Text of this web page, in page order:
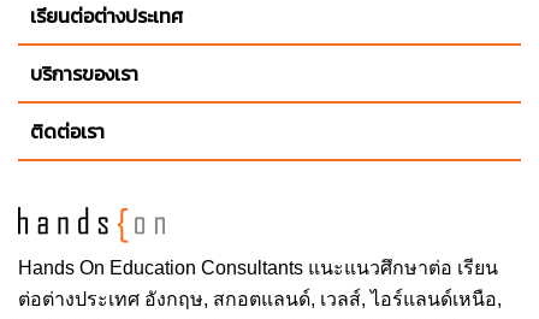
Hands On Education Consultants แนะแนวศึกษาต่อ เรียน
ต่อต่างประเทศ อังกฤษ, สกอตแลนด์, เวลส์, ไอร์แลนด์เหนือ,
เรียนต่อต่างประเทศ
บริการของเรา
ติดต่อเรา